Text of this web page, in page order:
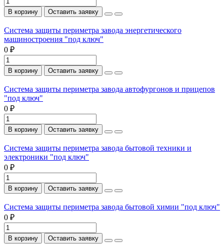
В корзину Оставить заявку
Система защиты периметра завода энергетического
машиностроения "под ключ"
0 ₽
В корзину Оставить заявку
Система защиты периметра завода автофургонов и прицепов
"под ключ"
0 ₽
В корзину Оставить заявку
Система защиты периметра завода бытовой техники и
электроники "под ключ"
0 ₽
В корзину Оставить заявку
Система защиты периметра завода бытовой химии "под ключ"
0 ₽
В корзину Оставить заявку